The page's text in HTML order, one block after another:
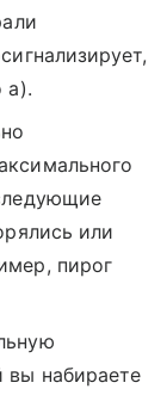
а).
или
пирог
набираете